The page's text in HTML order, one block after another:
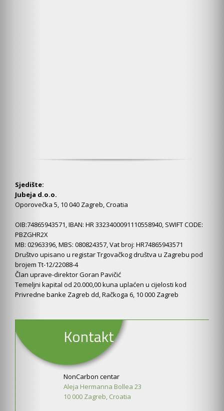
Sjedište:
Jubeja d.o.o.
Oporovečka 5, 10 040 Zagreb, Croatia
OIB:74865943571, IBAN: HR 3323400091110558940, SWIFT CODE:
PBZGHR2X
MB: 02963396, MBS: 080824357, Vat broj: HR74865943571
Društvo upisano u registar Trgovačkog društva u Zagrebu pod
brojem Tt-12/22088-4
Član uprave-direktor Goran Pavičić
Temeljni kapital od 20.000,00 kuna uplaćen u cijelosti kod
Privredne banke Zagreb dd, Račkoga 6, 10 000 Zagreb
Kontakt
NonCarbon centar
Aleja Hermanna Bollea 23
10 000 Zagreb, Croatia